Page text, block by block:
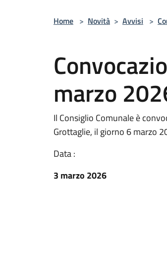
Home > Novità > Avvisi >
marzo
Il Consiglio Comunale è
Grottaglie, il giorno 6 marzo
Data :
3 marzo 2026